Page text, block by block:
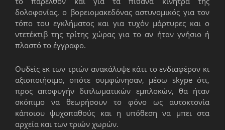
δολοφονίας, ο βορειομακεδόνας αστυνομικός για τον
τόπο του εγκλήματος και για τυχόν μάρτυρες και ο
ντετέκτιβ της τρίτης χώρας για το αν ήταν γνήσιο ή
πλαστό το έγγραφο.
Ουδείς εκ των τριών ανακάλυψε κάτι το ενδιαφέρον κι
αξιοποιήσιμο, οπότε συμφώνησαν, μέσω skype ότι,
προς αποφυγήν διπλωματικών εμπλοκών, θα ήταν
σκόπιμο να θεωρήσουν το φόνο ως αυτοκτονία
κάποιου ψυχοπαθούς και η υπόθεση να μπει στα
αρχεία και των τριών χωρών.